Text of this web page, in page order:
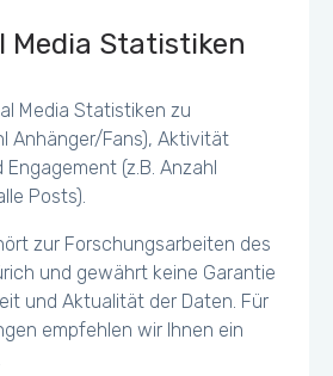
Media Statistiken
Media Statistiken zu
Anhänger/Fans), Aktivität
Engagement (z.B. Anzahl
Posts).
zur Forschungsarbeiten des
und gewährt keine Garantie
und Aktualität der Daten. Für
empfehlen wir Ihnen ein